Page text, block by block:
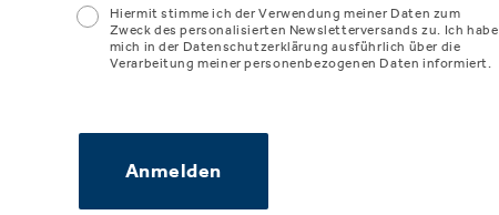
Hiermit stimme ich der Verwendung meiner Daten zum
Zweck des personalisierten Newsletterversands zu. Ich habe
mich in der Datenschutzerklärung ausführlich über die
Verarbeitung meiner personenbezogenen Daten informiert.
Anmelden